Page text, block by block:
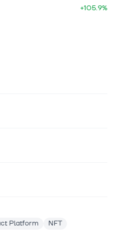
+105.9%
Platform
NFT